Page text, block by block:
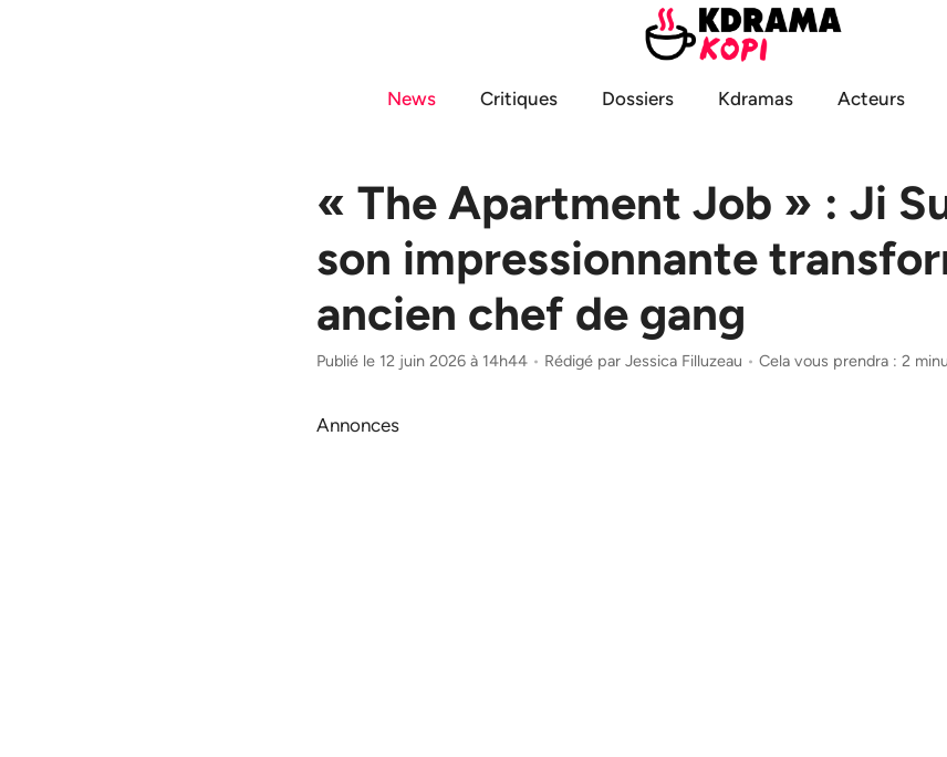
News
Critiques Dossiers Kdramas Acteurs
« The Apartment Job » : Ji
son impressionnante
ancien chef de gang
Publié le 12 juin 2026 à 14h44 • Rédigé par Jessica Filluzeau • Cela vous prendra : 2
Annonces